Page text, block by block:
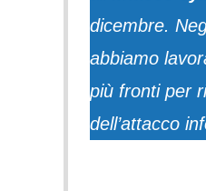
dicembre.
abbiamo
più fronti per
dell’attacco